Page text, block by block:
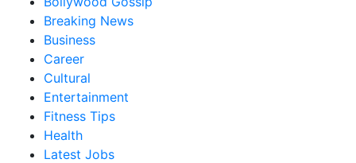
Breaking News
Business
Career
Cultural
Entertainment
Fitness Tips
Health
Latest Jobs